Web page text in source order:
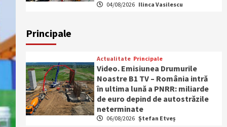
04/08/2026 Ilinca Vasilescu
Principale
Actualitate Principale
Video. Emisiunea Drumurile
Noastre B1 TV – România intră
în ultima lună a PNRR: miliarde
de euro depind de autostrăzile
neterminate
06/08/2026 Ștefan Etveș